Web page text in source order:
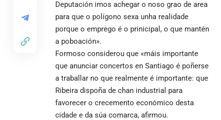
Deputación imos achegar o noso grao de area
para que o polígono sexa unha realidade
porque o emprego é o prinicipal, o que mantén
a poboación».
Formoso considerou que «máis importante
que anunciar concertos en Santiago é poñerse
a traballar no que realmente é importante: que
Ribeira dispoña de chan industrial para
favorecer o crecemento económico desta
cidade e da súa comarca, afirmou.